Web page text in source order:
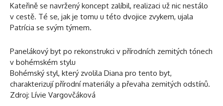
Kateřině se navržený koncept zalíbil, realizaci už nic nestálo
v cestě. Té se, jak je tomu u této dvojice zvykem, ujala
Patrícia se svým týmem.
Panelákový byt po rekonstrukci v přírodních zemitých tónech
v bohémském stylu
Bohémský styl, který zvolila Diana pro tento byt,
charakterizují přírodní materiály a převaha zemitých odstínů.
Zdroj: Lívie Vargovčáková